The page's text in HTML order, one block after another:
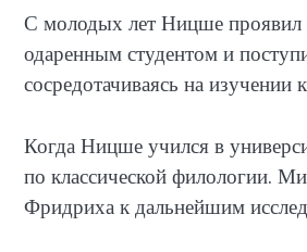
С молодых лет Ницше проявил
одаренным студентом и
сосредотачиваясь на изучении
Когда Ницше учился в
по классической филологии.
Фридриха к дальнейшим